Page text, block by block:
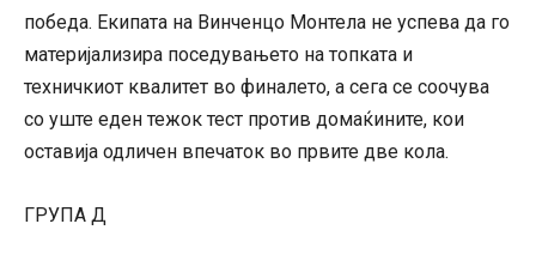
победа. Екипата на Винченцо Монтела не успева да го
материјализира поседувањето на топката и
техничкиот квалитет во финалето, а сега се соочува
со уште еден тежок тест против домаќините, кои
оставија одличен впечаток во првите две кола.
ГРУПА Д